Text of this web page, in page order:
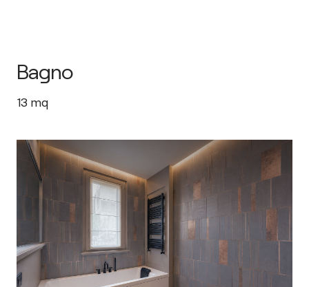
Bagno
13 mq